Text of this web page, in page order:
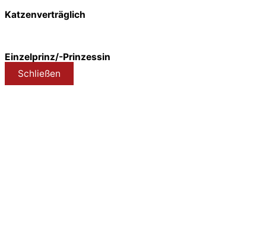
Katzenverträglich
Einzelprinz/-Prinzessin
Schließen